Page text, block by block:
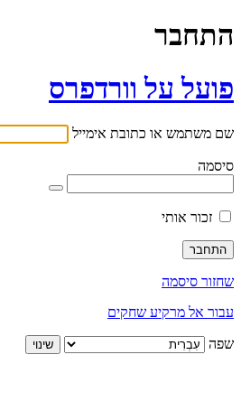
התחבר
פועל על וורדפרס
שם משתמש או כתובת אימייל
סיסמה
זכור אותי
שחזור סיסמה
עבור אל מרקיע שחקים
שפה